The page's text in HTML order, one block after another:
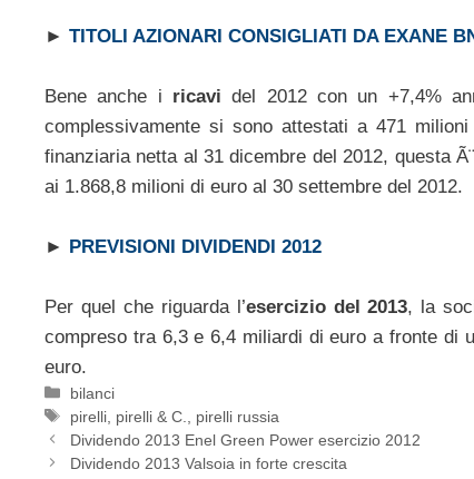
► TITOLI AZIONARI CONSIGLIATI DA EXANE
Bene anche i ricavi del 2012 con un +7,4%
complessivamente si sono attestati a 471
finanziaria netta al 31 dicembre del 2012, questa
ai 1.868,8 milioni di euro al 30 settembre del 2012.
► PREVISIONI DIVIDENDI 2012
Per quel che riguarda l’esercizio del 2013, la
compreso tra 6,3 e 6,4 miliardi di euro a fronte di
euro.
Categorie
bilanci
Tag
pirelli pirelli & C.
pirelli russia
Dividendo 2013 Enel Green Power esercizio 2012
Dividendo 2013 Valsoia in forte crescita